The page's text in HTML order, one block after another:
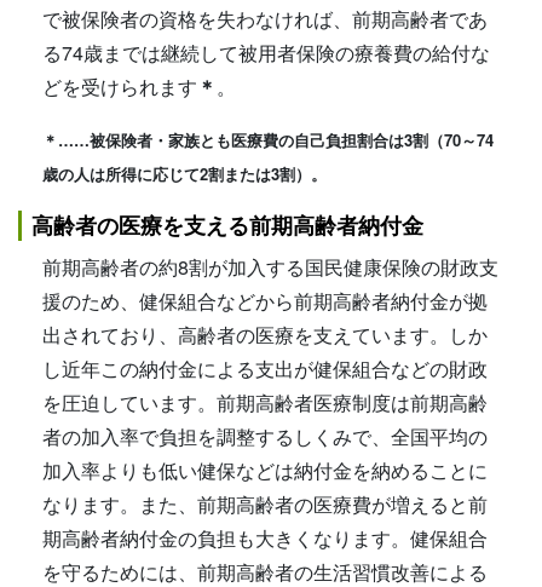
で被保険者の資格を失わなければ、前期高齢者であ
る74歳までは継続して被用者保険の療養費の給付な
どを受けられます ＊ 。
＊……被保険者・家族とも医療費の自己負担割合は3割（70～74
歳の人は所得に応じて2割または3割）。
高齢者の医療を支える前期高齢者納付金
前期高齢者の約8割が加入する国民健康保険の財政支
援のため、健保組合などから前期高齢者納付金が拠
出されており、高齢者の医療を支えています。しか
し近年この納付金による支出が健保組合などの財政
を圧迫しています。前期高齢者医療制度は前期高齢
者の加入率で負担を調整するしくみで、全国平均の
加入率よりも低い健保などは納付金を納めることに
なります。また、前期高齢者の医療費が増えると前
期高齢者納付金の負担も大きくなります。健保組合
を守るためには、前期高齢者の生活習慣改善による